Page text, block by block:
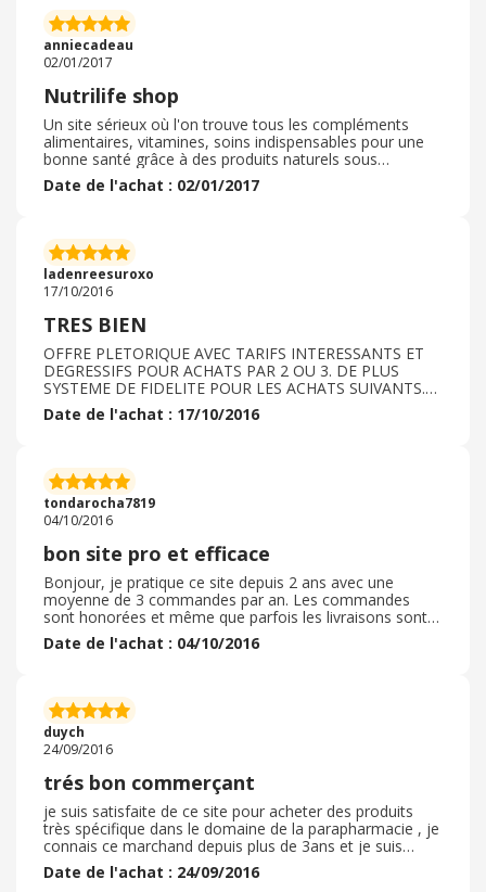
anniecadeau
02/01/2017
Nutrilife shop
Un site sérieux où l'on trouve tous les compléments
alimentaires, vitamines, soins indispensables pour une
bonne santé grâce à des produits naturels sous
contrôles. Le site est classé par catégorie de produits (
circulation, immunité , arthrose, problèmes de peau ... ...
des prix raisonnables.
Date de l'achat : 02/01/2017
ladenreesuroxo
17/10/2016
TRES BIEN
OFFRE PLETORIQUE AVEC TARIFS INTERESSANTS ET
DEGRESSIFS POUR ACHATS PAR 2 OU 3. DE PLUS
SYSTEME DE FIDELITE POUR LES ACHATS SUIVANTS.
SITE INTERNET AGREABLE, FACILE A UTILISER ET
DELAIS DE LIVRAISON RAPIDES.
Date de l'achat : 17/10/2016
tondarocha7819
04/10/2016
bon site pro et efficace
Bonjour, je pratique ce site depuis 2 ans avec une
moyenne de 3 commandes par an. Les commandes
sont honorées et même que parfois les livraisons sont
plus rapide qu'annoncées! bref, je conseil le site car RAS
avec eux. Bien à vous
Date de l'achat : 04/10/2016
duych
24/09/2016
trés bon commerçant
je suis satisfaite de ce site pour acheter des produits
très spécifique dans le domaine de la parapharmacie , je
connais ce marchand depuis plus de 3ans et je suis
toujours cliente . les produits sont bien expliqués et les
livraisons rapides . je vous recommande ce marchand
Date de l'achat : 24/09/2016